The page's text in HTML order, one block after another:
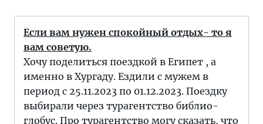
Если вам нужен спокойный отдых- то я
вам советую.
Хочу поделиться поездкой в Египет , а
именно в Хургаду. Ездили с мужем в
период с 25.11.2023 по 01.12.2023. Поездку
выбирали через турагентство библио-
глобус. Про турагентство могу сказать, что